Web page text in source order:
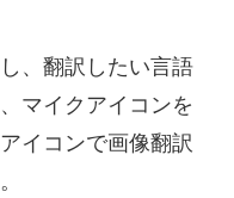
、翻訳したい言語
マイクアイコンを
イコンで画像翻訳